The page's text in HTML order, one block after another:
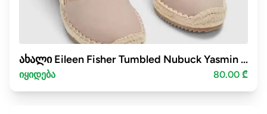
ახალი Eileen Fisher Tumbled Nubuck Yasmin Wedge Heel Espadrilles ფეხსაცმელი 39-40 ზომა
იყიდება 80.00 ₾